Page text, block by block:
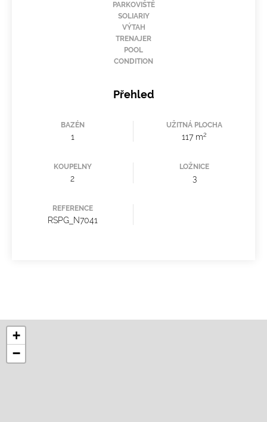
PARKOVIŠTĚ
SOLIARIY
VÝTAH
TRENAJER
POOL
CONDITION
Přehled
BAZÉN
1
UŽITNÁ PLOCHA
117 m2
KOUPELNY
2
LOŽNICE
3
REFERENCE
RSPG_N7041
+
−